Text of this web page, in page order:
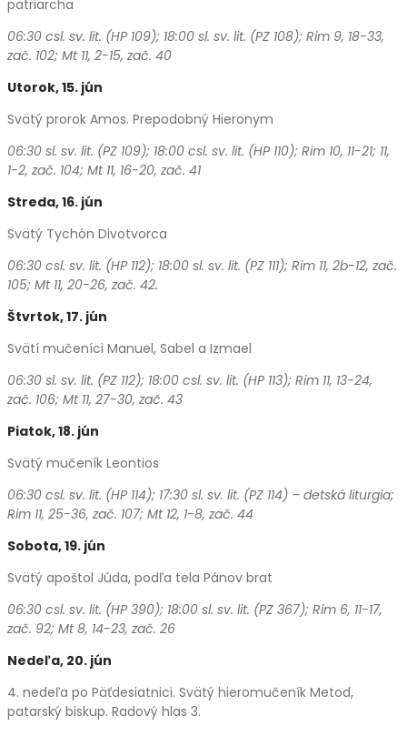
patriarcha
06:30 csl. sv. lit. (HP 109); 18:00 sl. sv. lit. (PZ 108); Rim 9, 18-33,
zač. 102; Mt 11, 2-15, zač. 40
Utorok, 15. jún
Svätý prorok Amos. Prepodobný Hieronym
06:30 sl. sv. lit. (PZ 109); 18:00 csl. sv. lit. (HP 110); Rim 10, 11-21; 11,
1-2, zač. 104; Mt 11, 16-20, zač. 41
Streda, 16. jún
Svätý Tychón Divotvorca
06:30 csl. sv. lit. (HP 112); 18:00 sl. sv. lit. (PZ 111); Rim 11, 2b-12, zač.
105; Mt 11, 20-26, zač. 42.
Štvrtok, 17. jún
Svätí mučeníci Manuel, Sabel a Izmael
06:30 sl. sv. lit. (PZ 112); 18:00 csl. sv. lit. (HP 113); Rim 11, 13-24,
zač. 106; Mt 11, 27-30, zač. 43
Piatok, 18. jún
Svätý mučeník Leontios
06:30 csl. sv. lit. (HP 114); 17:30 sl. sv. lit. (PZ 114) – detská liturgia;
Rim 11, 25-36, zač. 107; Mt 12, 1-8, zač. 44
Sobota, 19. jún
Svätý apoštol Júda, podľa tela Pánov brat
06:30 csl. sv. lit. (HP 390); 18:00 sl. sv. lit. (PZ 367); Rim 6, 11-17,
zač. 92; Mt 8, 14-23, zač. 26
Nedeľa, 20. jún
4. nedeľa po Päťdesiatnici. Svätý hieromučeník Metod,
patarský biskup. Radový hlas 3.